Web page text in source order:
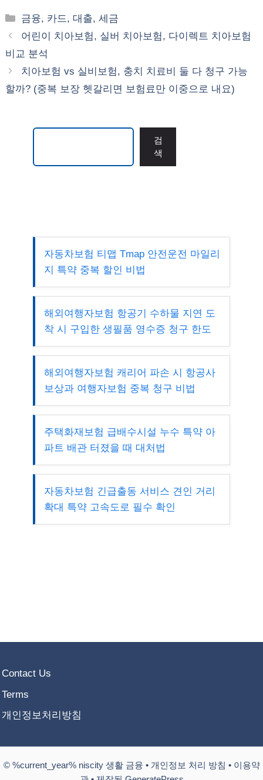
카
테
리
금융, 카드, 대출, 세금
어린이 치아보험, 실버 치아보험, 다이렉트 치아보험
비교 분석
치아보험 vs 실비보험, 충치 치료비 둘 다 청구 가능
할까? (중복 보장 헷갈리면 보험료만 이중으로 내요)
검
색
자동차보험 티맵 Tmap 안전운전 마일리
지 특약 중복 할인 비법
해외여행자보험 항공기 수하물 지연 도
착 시 구입한 생필품 영수증 청구 한도
해외여행자보험 캐리어 파손 시 항공사
보상과 여행자보험 중복 청구 비법
주택화재보험 급배수시설 누수 특약 아
파트 배관 터졌을 때 대처법
자동차보험 긴급출동 서비스 견인 거리
확대 특약 고속도로 필수 확인
Contact Us
Terms
개인정보처리방침
© %current_year% niscity 생활 금융 • 개인정보 처리 방침 • 이용약